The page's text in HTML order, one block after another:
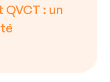
QVCT : un